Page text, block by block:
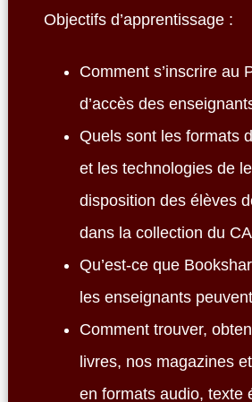
Objectifs d’apprentissage :
Comment s’inscrire au
d’accès des
Quels sont les formats
et les technologies de
disposition des élèves
dans la collection du
Qu’est-ce que
les enseignants
Comment trouver,
livres, nos magazines
en formats audio, texte